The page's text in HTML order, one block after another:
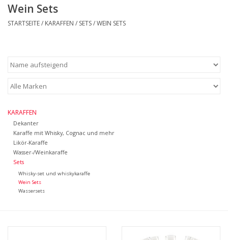
Karaffen
Kaffee & Tee
Bar & Wein
Wein Sets
STARTSEITE/ KARAFFEN / SETS/WEIN SETS
KARAFFEN
Dekanter
Karaffe mit Whisky, Cognac und mehr
Likör-Karaffe
Wasser-/Weinkaraffe
Sets
Whisky-set und whiskykaraffe
Wein Sets
Wassersets